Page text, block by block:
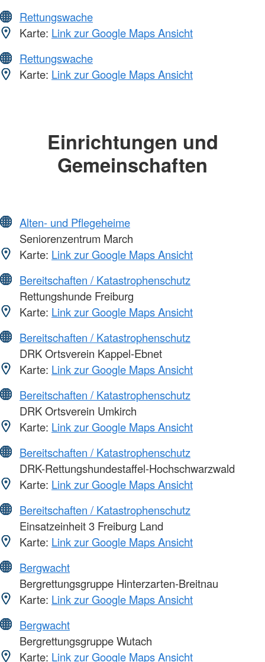
Rettungswache
Karte: Link zur Google Maps Ansicht
Rettungswache
Karte: Link zur Google Maps Ansicht
Einrichtungen und
Gemeinschaften
Alten- und Pflegeheime
Seniorenzentrum March
Karte: Link zur Google Maps Ansicht
Bereitschaften / Katastrophenschutz
Rettungshunde Freiburg
Karte: Link zur Google Maps Ansicht
Bereitschaften / Katastrophenschutz
DRK Ortsverein Kappel-Ebnet
Karte: Link zur Google Maps Ansicht
Bereitschaften / Katastrophenschutz
DRK Ortsverein Umkirch
Karte: Link zur Google Maps Ansicht
Bereitschaften / Katastrophenschutz
DRK-Rettungshundestaffel-Hochschwarzwald
Karte: Link zur Google Maps Ansicht
Bereitschaften / Katastrophenschutz
Einsatzeinheit 3 Freiburg Land
Karte: Link zur Google Maps Ansicht
Bergwacht
Bergrettungsgruppe Hinterzarten-Breitnau
Karte: Link zur Google Maps Ansicht
Bergwacht
Bergrettungsgruppe Wutach
Karte: Link zur Google Maps Ansicht